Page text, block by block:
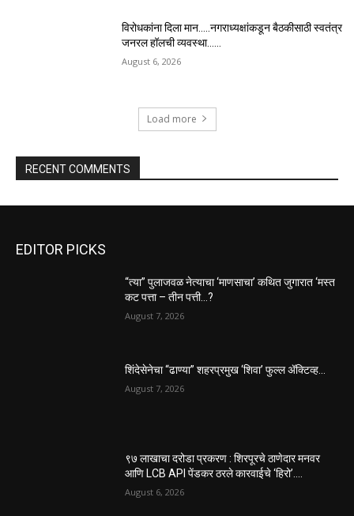
विरोधकांना दिला मान…..नगराध्यक्षांकडून बैठकीसाठी स्वतंत्र
जनरल हॉलची व्यवस्था……
August 6, 2026
Load more
RECENT COMMENTS
EDITOR PICKS
“त्या” पुलाजवळ नेत्याचा ‘माणसाचा’ कथित जुगारात ‘मस्त
कट पत्ता – तीन पत्ती…?
August 7, 2026
शिंदेसेनेचा “ढाण्या” शहरप्रमुख ‘शिवा’ फुल्ल ॲक्टिव्ह…
August 7, 2026
९७ लाखाचा दरोडा प्रकरण : शिरपूरचे ठाणेदार मनवर
आणि LCB API पेंडकर ठरले कारवाईचे ‘हिरो’….
August 6, 2026